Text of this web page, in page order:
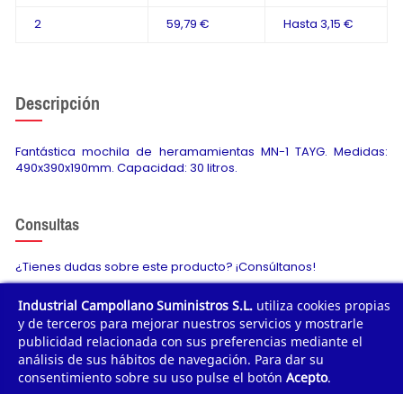
2 59,79 € Hasta 3,15 €
Descripción
Fantástica mochila de heramamientas MN-1 TAYG. Medidas:
490x390x190mm. Capacidad: 30 litros.
Consultas
¿Tienes dudas sobre este producto? ¡Consúltanos!
Envíanos tu consulta
Industrial Campollano Suministros S.L. utiliza cookies propias
y de terceros para mejorar nuestros servicios y mostrarle
publicidad relacionada con sus preferencias mediante el
análisis de sus hábitos de navegación. Para dar su
consentimiento sobre su uso pulse el botón Acepto.